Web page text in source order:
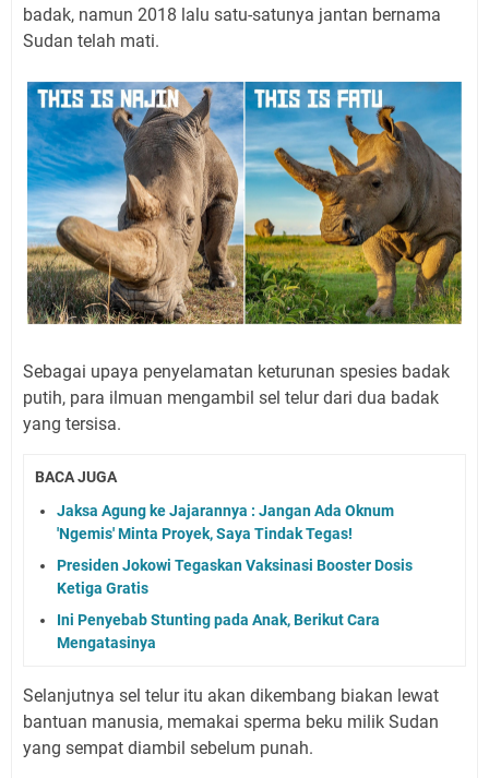
badak, namun 2018 lalu satu-satunya jantan bernama
Sudan telah mati.
Sebagai upaya penyelamatan keturunan spesies badak
putih, para ilmuan mengambil sel telur dari dua badak
yang tersisa.
BACA JUGA
Jaksa Agung ke Jajarannya : Jangan Ada Oknum
'Ngemis' Minta Proyek, Saya Tindak Tegas!
Presiden Jokowi Tegaskan Vaksinasi Booster Dosis
Ketiga Gratis
Ini Penyebab Stunting pada Anak, Berikut Cara
Mengatasinya
Selanjutnya sel telur itu akan dikembang biakan lewat
bantuan manusia, memakai sperma beku milik Sudan
yang sempat diambil sebelum punah.